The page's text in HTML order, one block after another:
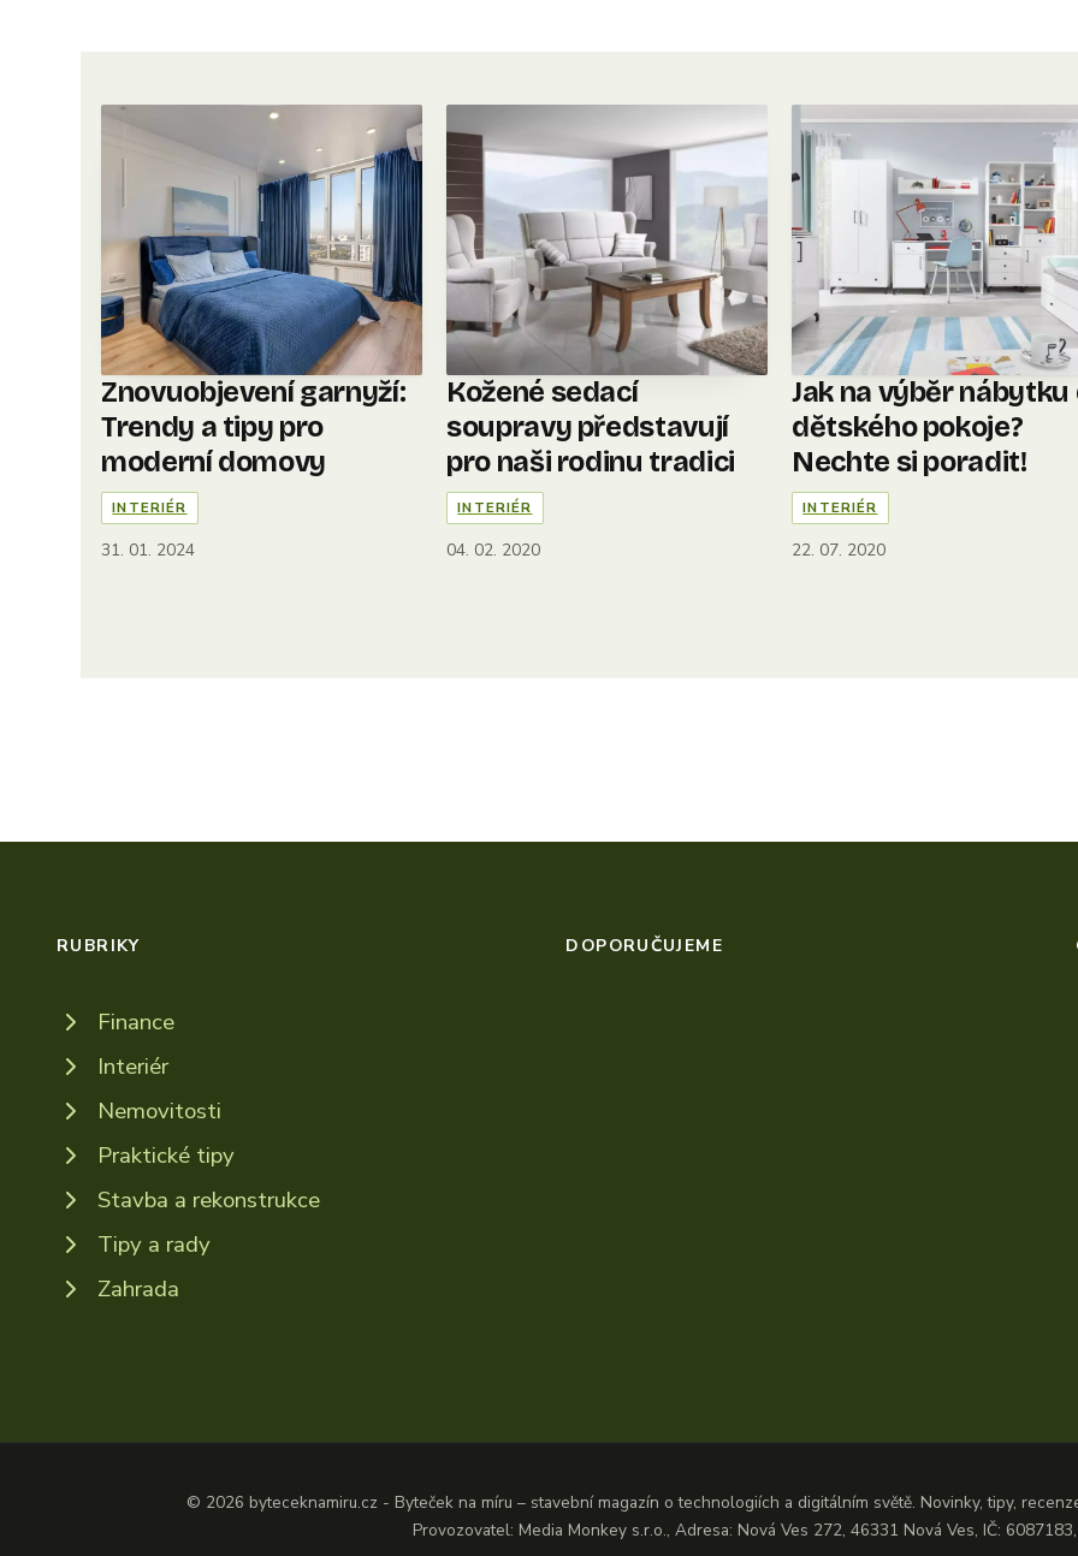
Znovuobjevení garnyží:
Trendy a tipy pro
moderní domovy
INTERIÉR
31. 01. 2024
Kožené sedací
soupravy představují
pro naši rodinu tradici
INTERIÉR
04. 02. 2020
Jak na výběr nábytku
dětského pokoje?
Nechte si poradit!
INTERIÉR
22. 07. 2020
RUBRIKY
Finance
Interiér
Nemovitosti
Praktické tipy
Stavba a rekonstrukce
Tipy a rady
Zahrada
DOPORUČUJEME
© 2026 byteceknamiru.cz - Byteček na míru – stavební magazín o technologiích a digitálním světě. Novinky, tipy,
Provozovatel: Media Monkey s.r.o., Adresa: Nová Ves 272, 46331 Nová Ves, IČ: